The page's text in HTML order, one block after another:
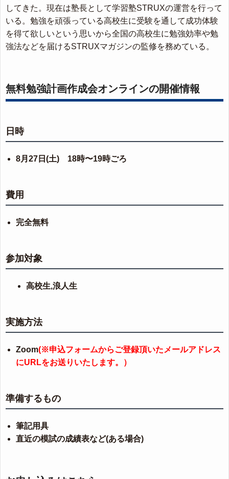
してきた。現在は塾長として学習塾STRUXの運営を行って
いる。勉強を頑張っている高校生に受験を通して成功体験
を得て欲しいという思いから全国の高校生に勉強効率や勉
強法などを届けるSTRUXマガジンの監修を務めている。
無料勉強計画作成会オンラインの開催情報
日時
8月27日(土) 18時〜19時ごろ
費用
完全無料
参加対象
高校生,浪人生
実施方法
Zoom(※申込フォームからご登録頂いたメールアドレス
にURLをお送りいたします。）
準備するもの
筆記用具
直近の模試の成績表など(ある場合)